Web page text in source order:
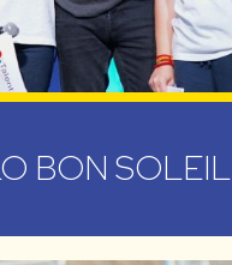
BON SOLEIL